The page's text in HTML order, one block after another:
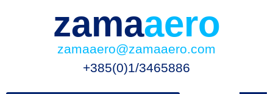
zamaaero
zamaaero@zamaaero.com
+385(0)1/3465886